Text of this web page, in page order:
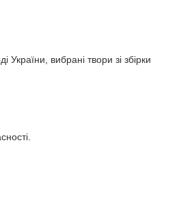
вибрані твори зі збірки